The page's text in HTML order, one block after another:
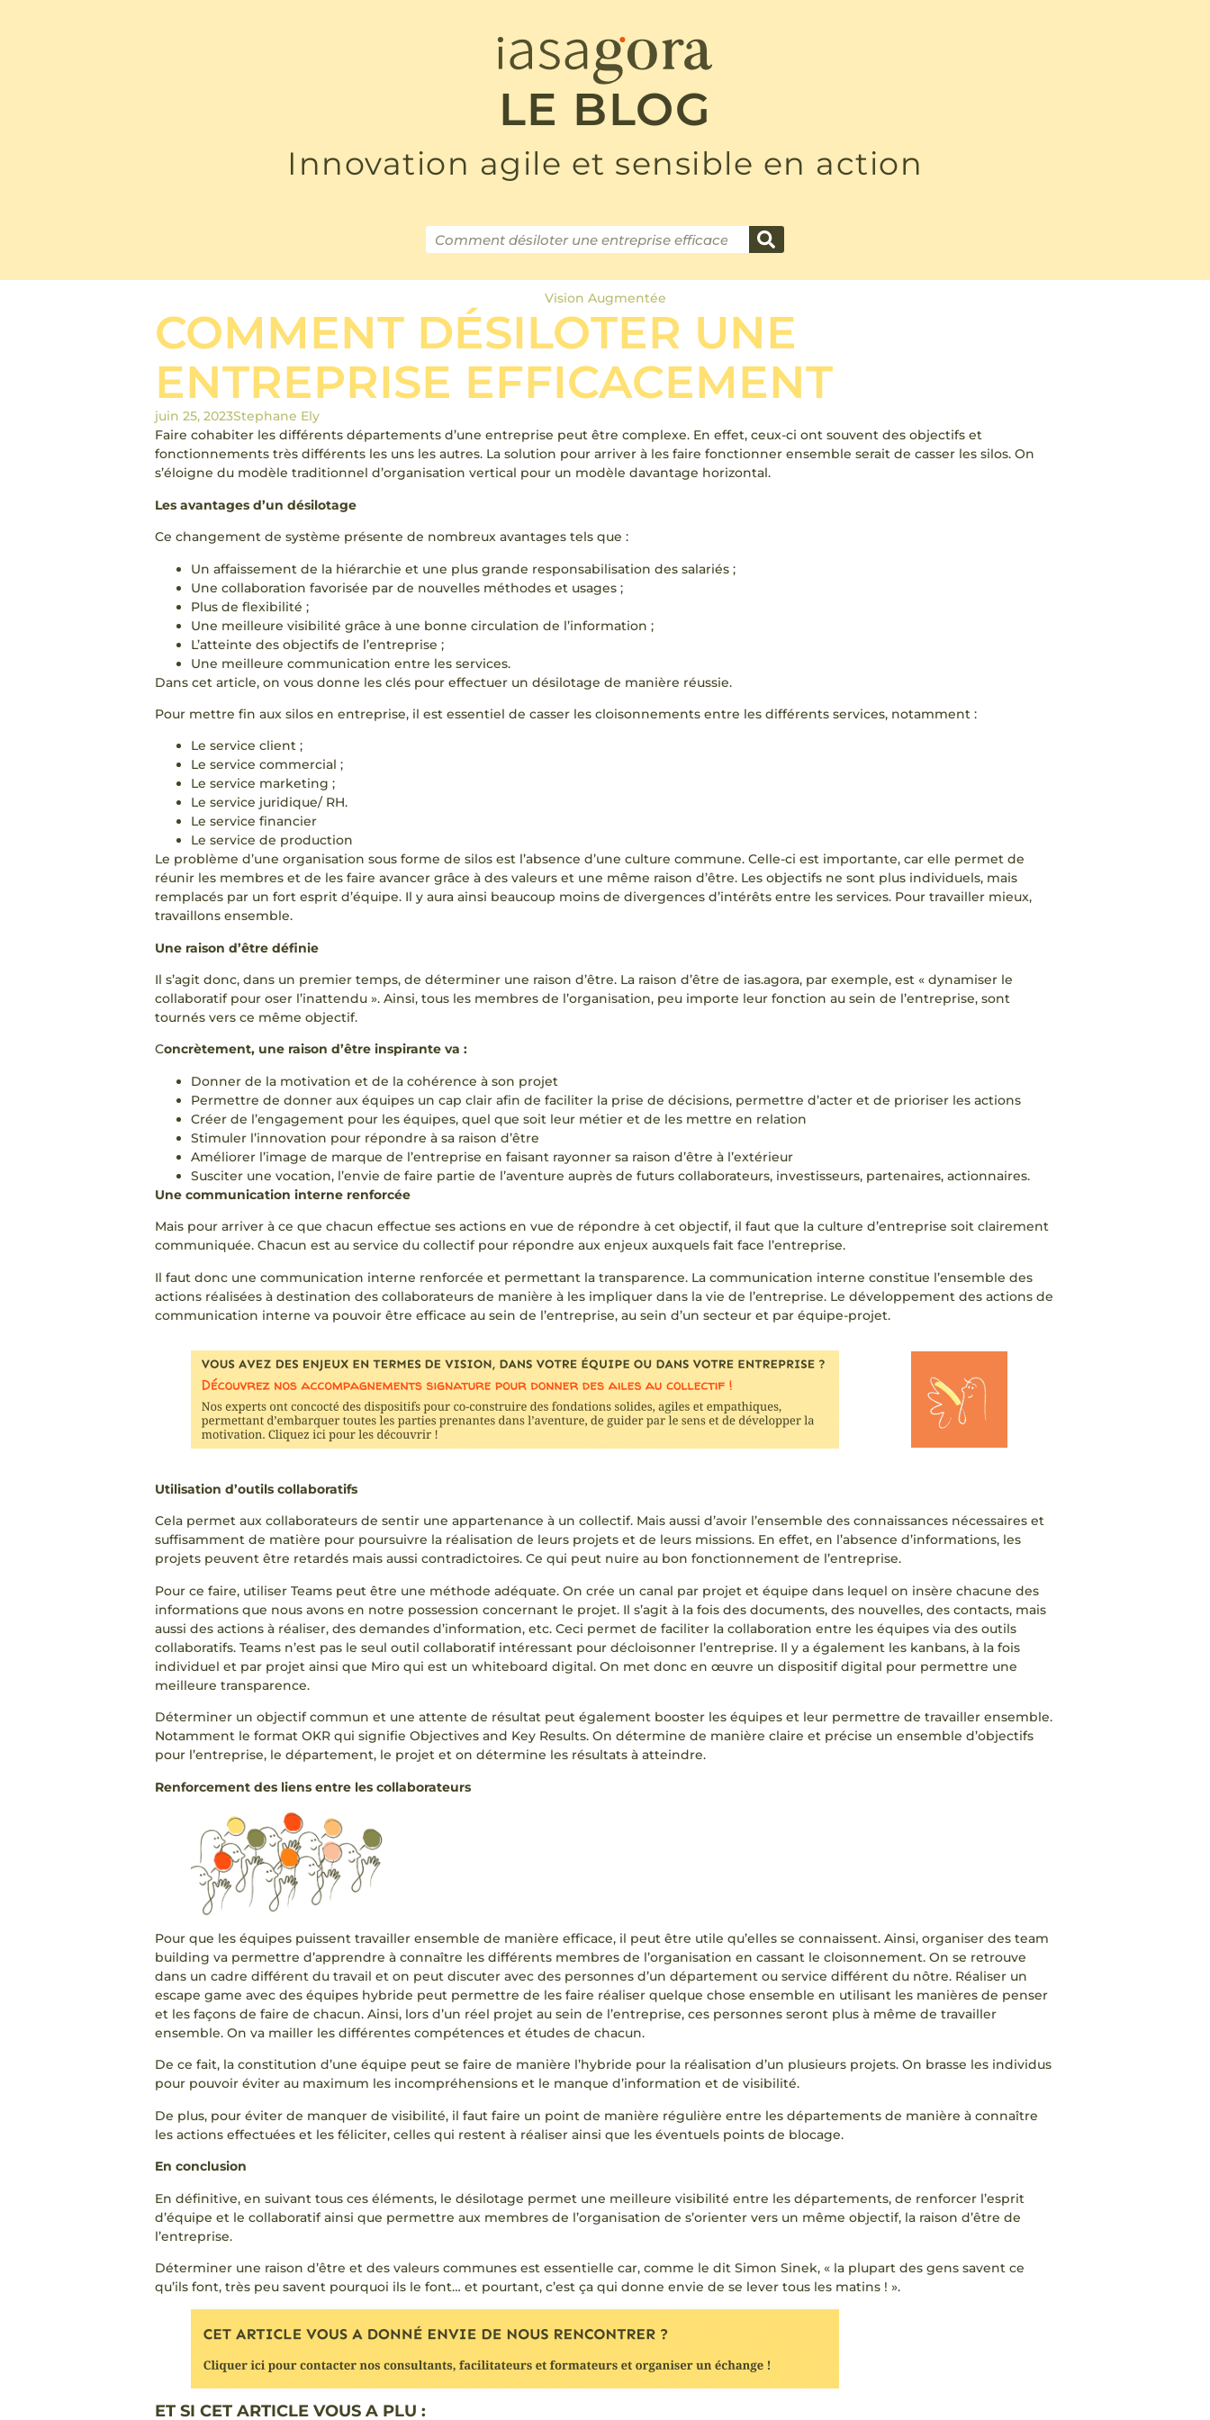
LE BLOG
Innovation agile et sensible en action
Vision Augmentée
COMMENT DÉSILOTER UNE
ENTREPRISE EFFICACEMENT
juin 25, 2023Stephane Ely
Faire cohabiter les différents départements d’une entreprise peut être complexe. En effet, ceux-ci ont souvent des objectifs et
fonctionnements très différents les uns les autres. La solution pour arriver à les faire fonctionner ensemble serait de casser les silos. On
s’éloigne du modèle traditionnel d’organisation vertical pour un modèle davantage horizontal.
Les avantages d’un désilotage
Ce changement de système présente de nombreux avantages tels que :
Un affaissement de la hiérarchie et une plus grande responsabilisation des salariés ;
Une collaboration favorisée par de nouvelles méthodes et usages ;
Plus de flexibilité ;
Une meilleure visibilité grâce à une bonne circulation de l’information ;
L’atteinte des objectifs de l’entreprise ;
Une meilleure communication entre les services.
Dans cet article, on vous donne les clés pour effectuer un désilotage de manière réussie.
Pour mettre fin aux silos en entreprise, il est essentiel de casser les cloisonnements entre les différents services, notamment :
Le service client ;
Le service commercial ;
Le service marketing ;
Le service juridique/ RH.
Le service financier
Le service de production
Le problème d’une organisation sous forme de silos est l’absence d’une culture commune. Celle-ci est importante, car elle permet de
réunir les membres et de les faire avancer grâce à des valeurs et une même raison d’être. Les objectifs ne sont plus individuels, mais
remplacés par un fort esprit d’équipe. Il y aura ainsi beaucoup moins de divergences d’intérêts entre les services. Pour travailler mieux,
travaillons ensemble.
Une raison d’être définie
Il s’agit donc, dans un premier temps, de déterminer une raison d’être. La raison d’être de ias.agora, par exemple, est « dynamiser le
collaboratif pour oser l’inattendu ». Ainsi, tous les membres de l’organisation, peu importe leur fonction au sein de l’entreprise, sont
tournés vers ce même objectif.
Concrètement, une raison d’être inspirante va :
Donner de la motivation et de la cohérence à son projet
Permettre de donner aux équipes un cap clair afin de faciliter la prise de décisions, permettre d’acter et de prioriser les actions
Créer de l’engagement pour les équipes, quel que soit leur métier et de les mettre en relation
Stimuler l’innovation pour répondre à sa raison d’être
Améliorer l’image de marque de l’entreprise en faisant rayonner sa raison d’être à l’extérieur
Susciter une vocation, l’envie de faire partie de l’aventure auprès de futurs collaborateurs, investisseurs, partenaires, actionnaires.
Une communication interne renforcée
Mais pour arriver à ce que chacun effectue ses actions en vue de répondre à cet objectif, il faut que la culture d’entreprise soit clairement
communiquée. Chacun est au service du collectif pour répondre aux enjeux auxquels fait face l’entreprise.
Il faut donc une communication interne renforcée et permettant la transparence. La communication interne constitue l’ensemble des
actions réalisées à destination des collaborateurs de manière à les impliquer dans la vie de l’entreprise. Le développement des actions de
communication interne va pouvoir être efficace au sein de l’entreprise, au sein d’un secteur et par équipe-projet.
Utilisation d’outils collaboratifs
Cela permet aux collaborateurs de sentir une appartenance à un collectif. Mais aussi d’avoir l’ensemble des connaissances nécessaires et
suffisamment de matière pour poursuivre la réalisation de leurs projets et de leurs missions. En effet, en l’absence d’informations, les
projets peuvent être retardés mais aussi contradictoires. Ce qui peut nuire au bon fonctionnement de l’entreprise.
Pour ce faire, utiliser Teams peut être une méthode adéquate. On crée un canal par projet et équipe dans lequel on insère chacune des
informations que nous avons en notre possession concernant le projet. Il s’agit à la fois des documents, des nouvelles, des contacts, mais
aussi des actions à réaliser, des demandes d’information, etc. Ceci permet de faciliter la collaboration entre les équipes via des outils
collaboratifs. Teams n’est pas le seul outil collaboratif intéressant pour décloisonner l’entreprise. Il y a également les kanbans, à la fois
individuel et par projet ainsi que Miro qui est un whiteboard digital. On met donc en œuvre un dispositif digital pour permettre une
meilleure transparence.
Déterminer un objectif commun et une attente de résultat peut également booster les équipes et leur permettre de travailler ensemble.
Notamment le format OKR qui signifie Objectives and Key Results. On détermine de manière claire et précise un ensemble d’objectifs
pour l’entreprise, le département, le projet et on détermine les résultats à atteindre.
Renforcement des liens entre les collaborateurs
Pour que les équipes puissent travailler ensemble de manière efficace, il peut être utile qu’elles se connaissent. Ainsi, organiser des team
building va permettre d’apprendre à connaître les différents membres de l’organisation en cassant le cloisonnement. On se retrouve
dans un cadre différent du travail et on peut discuter avec des personnes d’un département ou service différent du nôtre. Réaliser un
escape game avec des équipes hybride peut permettre de les faire réaliser quelque chose ensemble en utilisant les manières de penser
et les façons de faire de chacun. Ainsi, lors d’un réel projet au sein de l’entreprise, ces personnes seront plus à même de travailler
ensemble. On va mailler les différentes compétences et études de chacun.
De ce fait, la constitution d’une équipe peut se faire de manière l’hybride pour la réalisation d’un plusieurs projets. On brasse les individus
pour pouvoir éviter au maximum les incompréhensions et le manque d’information et de visibilité.
De plus, pour éviter de manquer de visibilité, il faut faire un point de manière régulière entre les départements de manière à connaître
les actions effectuées et les féliciter, celles qui restent à réaliser ainsi que les éventuels points de blocage.
En conclusion
En définitive, en suivant tous ces éléments, le désilotage permet une meilleure visibilité entre les départements, de renforcer l’esprit
d’équipe et le collaboratif ainsi que permettre aux membres de l’organisation de s’orienter vers un même objectif, la raison d’être de
l’entreprise.
Déterminer une raison d’être et des valeurs communes est essentielle car, comme le dit Simon Sinek, « la plupart des gens savent ce
qu’ils font, très peu savent pourquoi ils le font… et pourtant, c’est ça qui donne envie de se lever tous les matins ! »​.
ET SI CET ARTICLE VOUS A PLU :